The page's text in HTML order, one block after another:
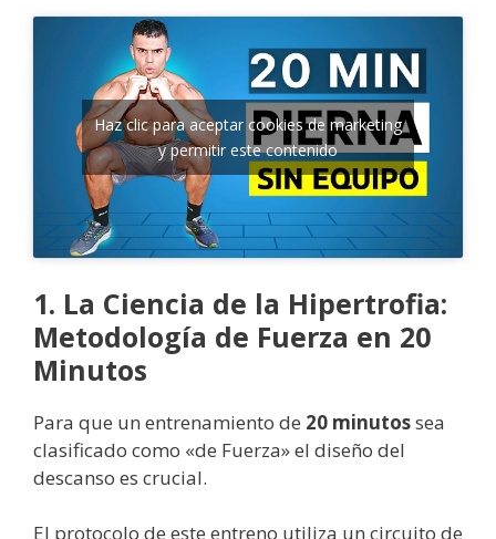
Haz clic para aceptar cookies de marketing
y permitir este contenido
1. La Ciencia de la Hipertrofia:
Metodología de Fuerza en 20
Minutos
Para que un entrenamiento de 20 minutossea
clasificado como «de Fuerza» el diseño del
descanso es crucial.
El protocolo de este entreno utiliza un circuito de